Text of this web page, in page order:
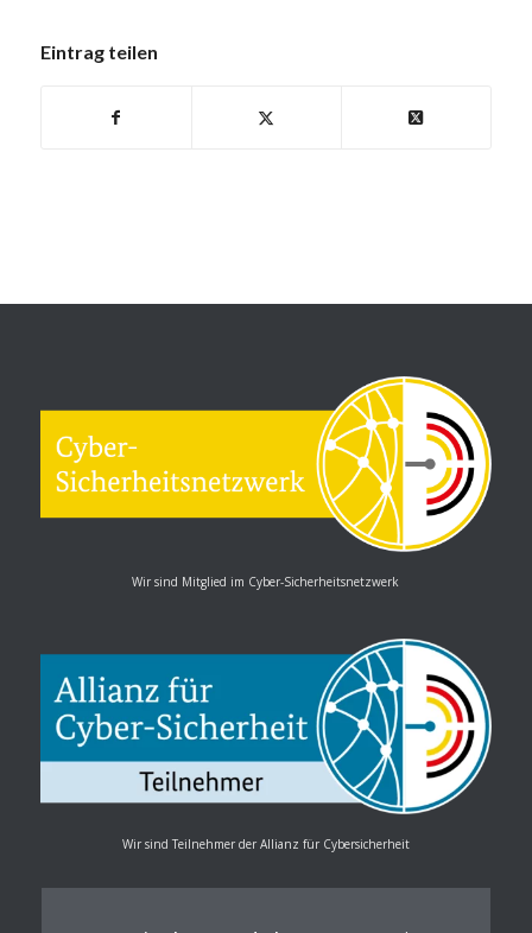
Eintrag teilen
Wir sind Mitglied im Cyber-Sicherheitsnetzwerk
Wir sind Teilnehmer der Allianz für Cybersicherheit